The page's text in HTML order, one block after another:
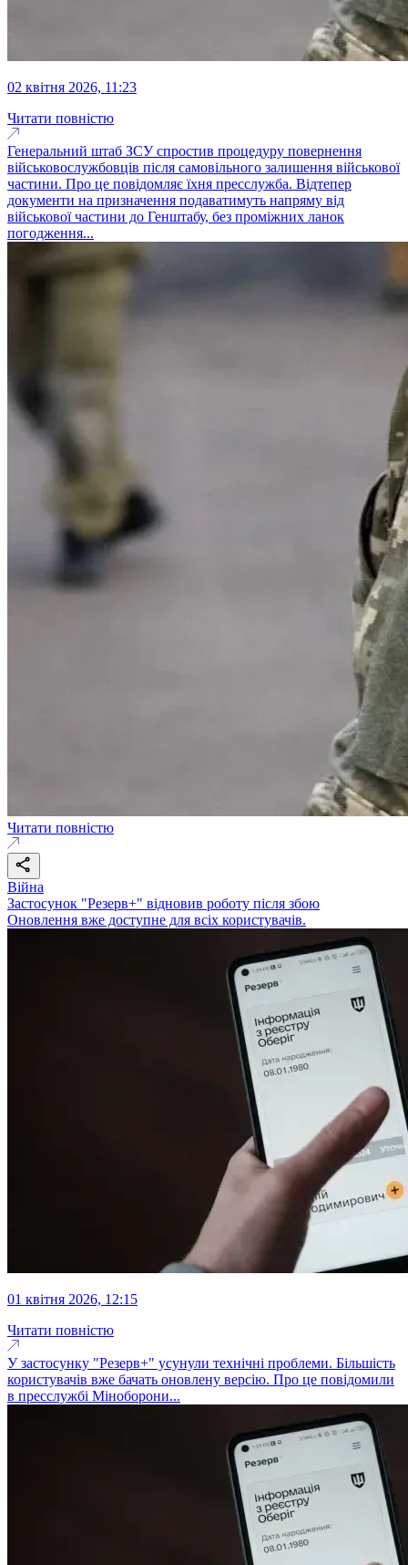
02 квітня 2026, 11:23
Читати повністю
Генеральний штаб ЗСУ спростив процедуру повернення
військовослужбовців після самовільного залишення військової
частини. Про це повідомляє їхня пресслужба. Відтепер
документи на призначення подаватимуть напряму від
військової частини до Генштабу, без проміжних ланок
погодження...
Читати повністю
Війна
Застосунок "Резерв+" відновив роботу після збою
Оновлення вже доступне для всіх користувачів.
01 квітня 2026, 12:15
Читати повністю
У застосунку "Резерв+" усунули технічні проблеми. Більшість
користувачів вже бачать оновлену версію. Про це повідомили
в пресслужбі Міноборони...